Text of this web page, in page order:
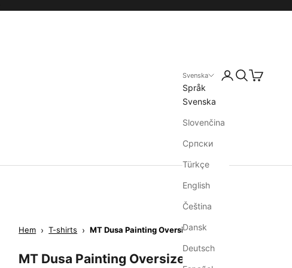
Svenska
Språk
Svenska
Slovenčina
Српски
Türkçe
English
Čeština
Dansk
Deutsch
Hem › T-shirts › MT Dusa Painting Oversize Tee
MT Dusa Painting Oversize Tee